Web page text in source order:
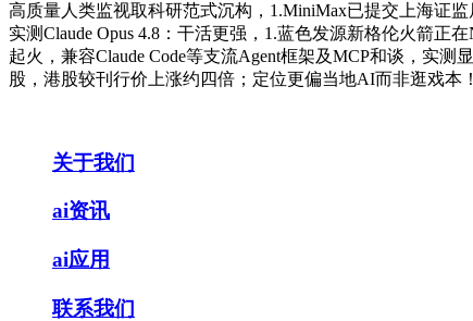
高质量人类监视取科研范式沉构，1.MiniMax已提交上海证
实测Claude Opus 4.8：干活更强，1.蓝色发源新格伦火箭
起火，兼容Claude Code等支流Agent框架及MCP和谈，实
股，港股较刊行价上涨约四倍；定位更偏当地AI而非逛戏本！
关于我们
ai资讯
ai应用
联系我们